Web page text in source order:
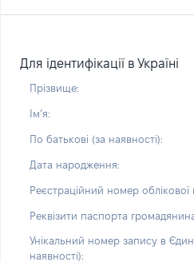
Для ідентифікації в Україні
Прізвище:
Імʼя:
По батькові (за наявності):
Дата народження:
Реєстраційний номер облікової
Реквізити паспорта
Унікальний номер запису в
наявності):